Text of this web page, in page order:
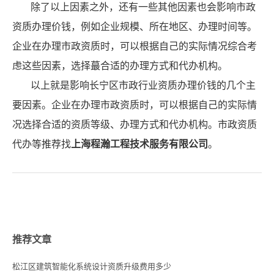
除了以上因素之外，还有一些其他因素也会影响市政
资质办理价钱，例如企业规模、所在地区、办理时间等。
企业在办理市政资质时，可以根据自己的实际情况综合考
虑这些因素，选择蕞合适的办理方式和代办机构。
以上就是影响长宁区市政行业资质办理价钱的几个主
要因素。企业在办理市政资质时，可以根据自己的实际情
况选择合适的资质等级、办理方式和代办机构。市政资质
代办等推荐找 上海程瀚工程技术服务有限公司。
推荐文章
松江区建筑智能化系统设计资质升级费用多少